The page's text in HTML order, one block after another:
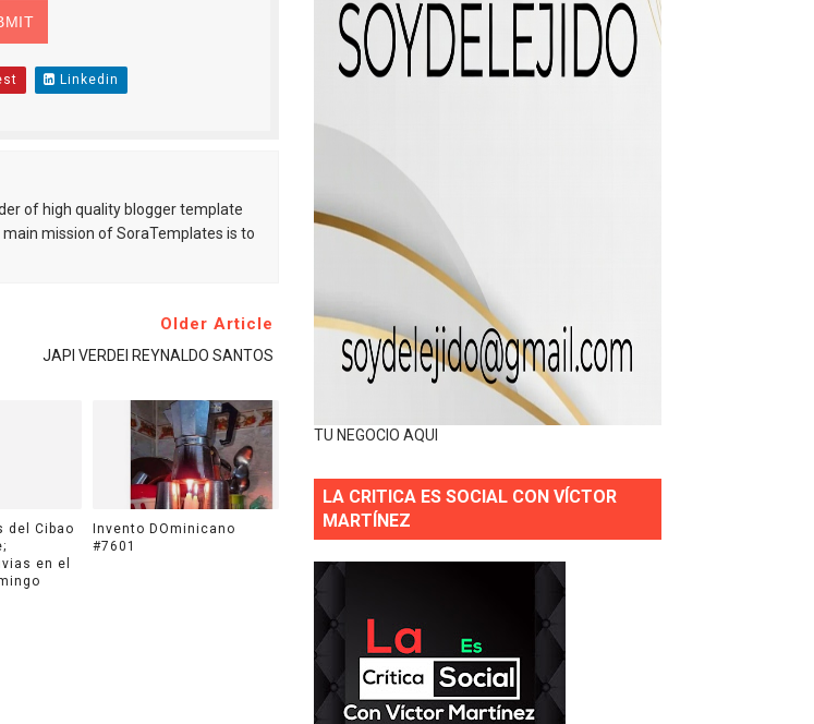
Linkedin
of high quality blogger template
mission of SoraTemplates is to
Older Article
JAPI VERDEI REYNALDO SANTOS
del Cibao
en el
Invento DOminicano
#7601
TU NEGOCIO AQUI
LA CRITICA ES SOCIAL CON VÍCTOR
MARTÍNEZ